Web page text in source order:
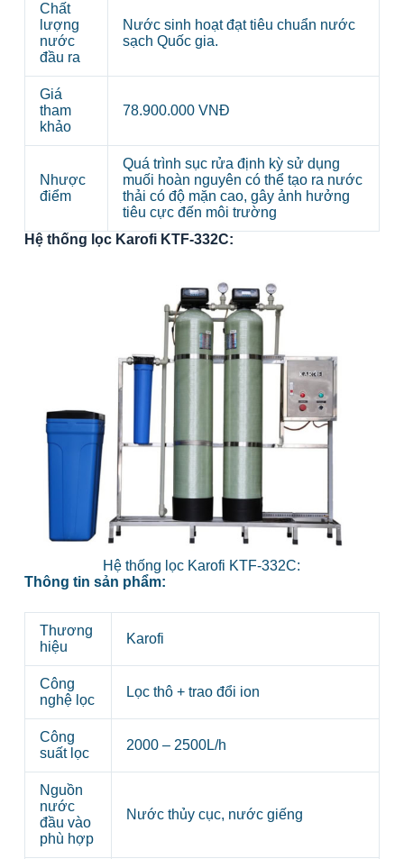
Chất
lượng
nước
đầu ra
Nước sinh hoạt đạt tiêu chuẩn nước
sạch Quốc gia.
Giá
tham
khảo
78.900.000 VNĐ
Nhược
điểm
Quá trình sục rửa định kỳ sử dụng
muối hoàn nguyên có thể tạo ra nước
thải có độ mặn cao, gây ảnh hưởng
tiêu cực đến môi trường
Hệ thống lọc Karofi KTF-332C:
Hệ thống lọc Karofi KTF-332C:
Thông tin sản phẩm:
Thương
hiệu
Karofi
Công
nghệ lọc
Lọc thô + trao đổi ion
Công
suất lọc
2000 – 2500L/h
Nguồn
nước
đầu vào
phù hợp
Nước thủy cục, nước giếng